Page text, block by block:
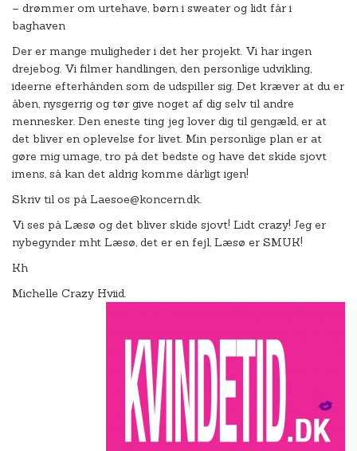
– drømmer om urtehave, børn i sweater og lidt får i
baghaven
Der er mange muligheder i det her projekt. Vi har ingen
drejebog. Vi filmer handlingen, den personlige udvikling,
ideerne efterhånden som de udspiller sig. Det kræver at du er
åben, nysgerrig og tør give noget af dig selv til andre
mennesker. Den eneste ting jeg lover dig til gengæld, er at
det bliver en oplevelse for livet. Min personlige plan er at
gøre mig umage, tro på det bedste og have det skide sjovt
imens, så kan det aldrig komme dårligt igen!
Skriv til os på Laesoe@koncern.dk.
Vi ses på Læsø og det bliver skide sjovt! Lidt crazy! Jeg er
nybegynder mht Læsø, det er en fejl, Læsø er SMUK!
Kh
Michelle Crazy Hviid.